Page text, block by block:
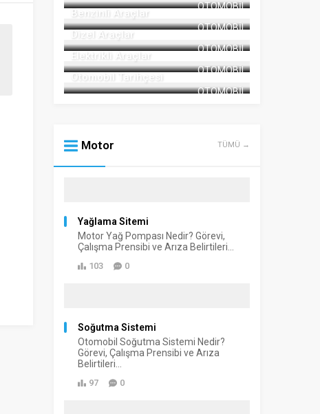
OTOMOBIL
OTOMOBIL
Benzinli Araçlar
OTOMOBIL
Dizel Araçlar
OTOMOBIL
Elektrikli Araçlar
OTOMOBIL
Otomobil Tarihçesi
Motor TÜMÜ →
Yağlama Sitemi
Motor Yağ Pompası Nedir? Görevi,
Çalışma Prensibi ve Arıza Belirtileri...
103 0
Soğutma Sistemi
Otomobil Soğutma Sistemi Nedir?
Görevi, Çalışma Prensibi ve Arıza
Belirtileri...
97 0